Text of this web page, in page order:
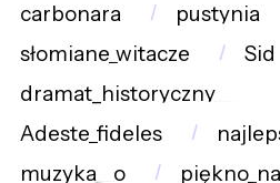
carbonara
pustynia
słomiane_witacze
Sid
dramat_historyczny_____
Adeste_fideles
muzyka__o